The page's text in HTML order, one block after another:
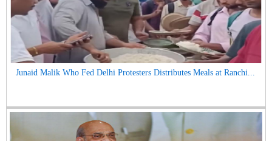
Junaid Malik Who Fed Delhi Protesters Distributes Meals at Ranchi...